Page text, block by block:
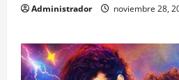
Administrador noviembre 28,